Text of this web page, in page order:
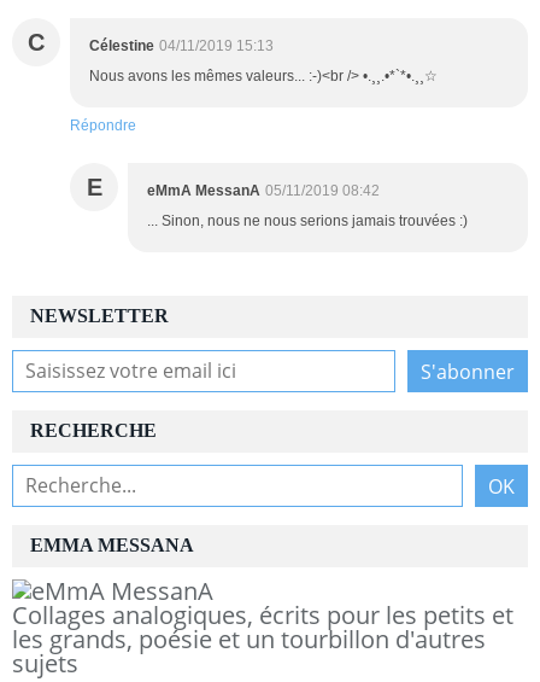
C Célestine 04/11/2019 15:13
Nous avons les mêmes valeurs... :-)<br /> •.¸¸.•*`*•.¸¸☆
Répondre
E eMmA MessanA 05/11/2019 08:42
... Sinon, nous ne nous serions jamais trouvées :)
NEWSLETTER
RECHERCHE
EMMA MESSANA
Collages analogiques, écrits pour les petits et
les grands, poésie et un tourbillon d'autres
sujets